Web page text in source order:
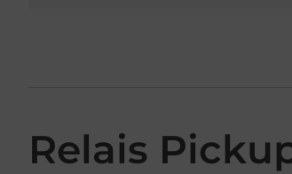
Relais